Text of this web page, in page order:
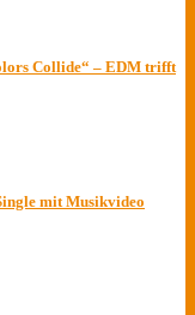
Collide“ – EDM trifft
mit Musikvideo